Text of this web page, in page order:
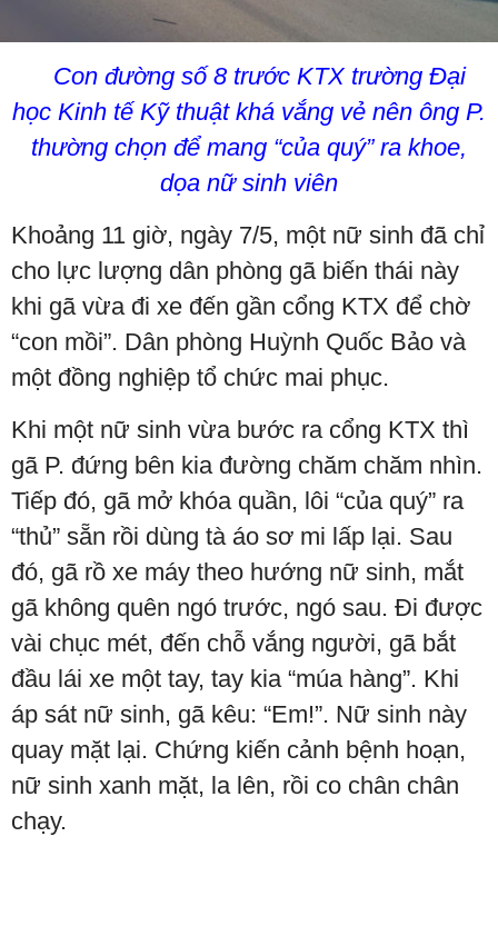
Con đường số 8 trước KTX trường Đại
học Kinh tế Kỹ thuật khá vắng vẻ nên ông P.
thường chọn để mang “của quý” ra khoe,
dọa nữ sinh viên
Khoảng 11 giờ, ngày 7/5, một nữ sinh đã chỉ
cho lực lượng dân phòng gã biến thái này
khi gã vừa đi xe đến gần cổng KTX để chờ
“con mồi”. Dân phòng Huỳnh Quốc Bảo và
một đồng nghiệp tổ chức mai phục.
Khi một nữ sinh vừa bước ra cổng KTX thì
gã P. đứng bên kia đường chăm chăm nhìn.
Tiếp đó, gã mở khóa quần, lôi “của quý” ra
“thủ” sẵn rồi dùng tà áo sơ mi lấp lại. Sau
đó, gã rồ xe máy theo hướng nữ sinh, mắt
gã không quên ngó trước, ngó sau. Đi được
vài chục mét, đến chỗ vắng người, gã bắt
đầu lái xe một tay, tay kia “múa hàng”. Khi
áp sát nữ sinh, gã kêu: “Em!”. Nữ sinh này
quay mặt lại. Chứng kiến cảnh bệnh hoạn,
nữ sinh xanh mặt, la lên, rồi co chân chân
chạy.